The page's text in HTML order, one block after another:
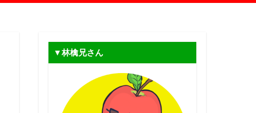
▼林檎兄さん